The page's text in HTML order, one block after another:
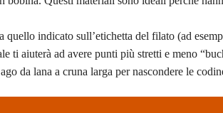
indicato sull’etichetta del filato (ad
ti aiuterà ad avere punti più stretti e meno
da lana a cruna larga per nascondere le